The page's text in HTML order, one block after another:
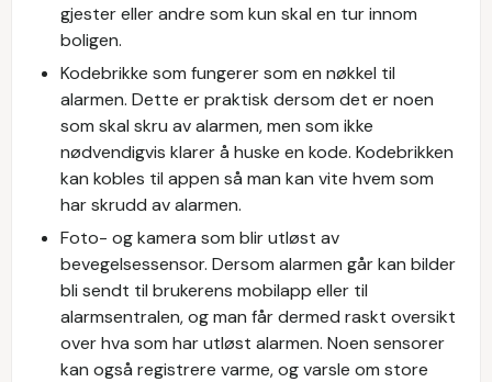
gjester eller andre som kun skal en tur innom
boligen.
Kodebrikke som fungerer som en nøkkel til
alarmen. Dette er praktisk dersom det er noen
som skal skru av alarmen, men som ikke
nødvendigvis klarer å huske en kode. Kodebrikken
kan kobles til appen så man kan vite hvem som
har skrudd av alarmen.
Foto- og kamera som blir utløst av
bevegelsessensor. Dersom alarmen går kan bilder
bli sendt til brukerens mobilapp eller til
alarmsentralen, og man får dermed raskt oversikt
over hva som har utløst alarmen. Noen sensorer
kan også registrere varme, og varsle om store